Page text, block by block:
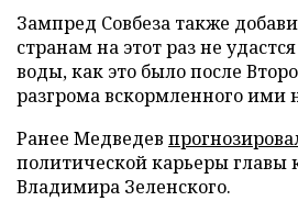
Зампред Совбеза также
странам на этот раз не
воды, как это было после
разгрома вскормленного ими
Ранее Медведев
политической карьеры главы
Владимира Зеленского.